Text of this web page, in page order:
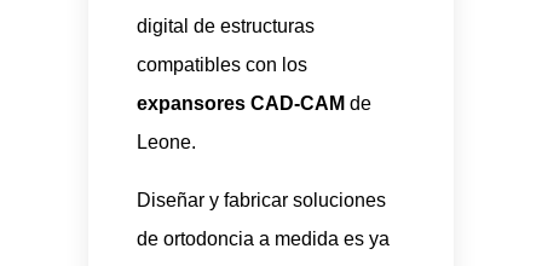
digital de estructuras
compatibles con los
expansores CAD-CAM de
Leone.
Diseñar y fabricar soluciones
de ortodoncia a medida es ya